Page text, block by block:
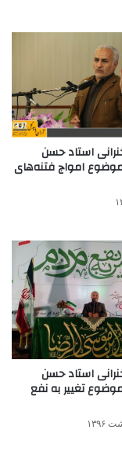
استاد حسن
امواج فتنه‌های
استاد حسن
تغییر به نفع